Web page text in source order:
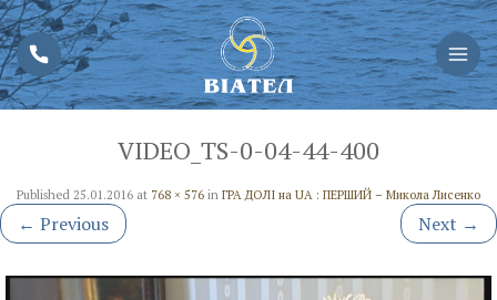
VIDEO_TS-0-04-44-400
Published 25.01.2016 at 768 × 576 in ГРА ДОЛІ на UA : ПЕРШИЙ – Микола Лисенко
← Previous Next →